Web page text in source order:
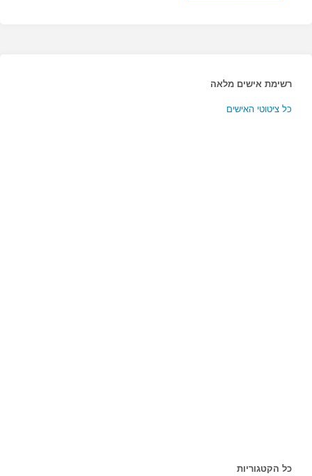
רשימת אישים מלאה
כל ציטוטי האישים
כל הקטגוריות